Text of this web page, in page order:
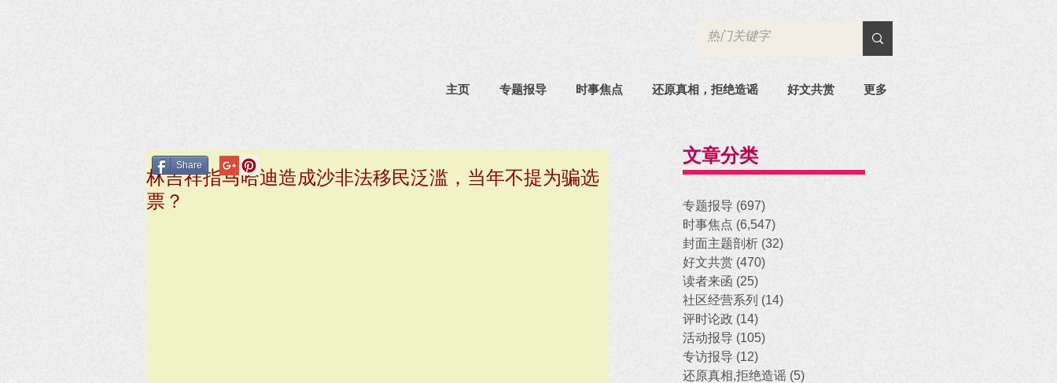
主页 专题报导 时事焦点 还原真相，拒绝造谣 好文共赏 更多
林吉祥指马哈迪造成沙非法移民泛滥，当年不提为骗选
票？
Share 文章分类
专题报导 (697)
时事焦点 (6,547)
封面主题剖析 (32)
好文共赏 (470)
读者来函 (25)
社区经营系列 (14)
评时论政 (14)
活动报导 (105)
专访报导 (12)
还原真相,拒绝造谣 (5)